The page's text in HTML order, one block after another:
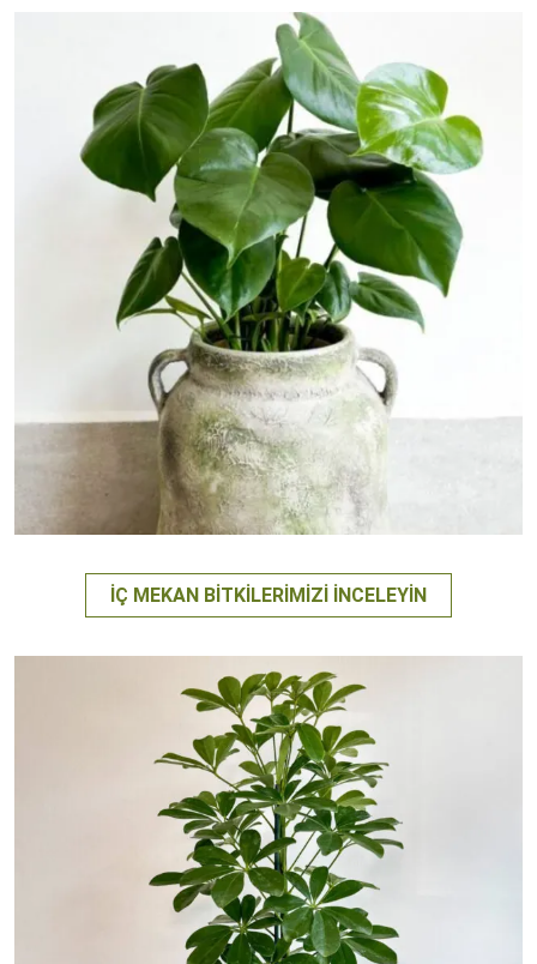
İÇ MEKAN BITKILERIMIZI İNCELEYIN